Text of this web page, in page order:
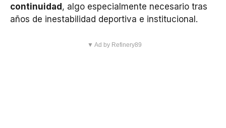
continuidad , algo especialmente necesario tras
años de inestabilidad deportiva e institucional.
▼ Ad by Refinery89